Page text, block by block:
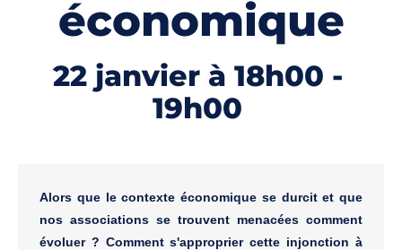
économique
22 janvier à 18h00 -
19h00
Alors que le contexte économique se durcit et que
nos associations se trouvent menacées comment
évoluer ? Comment s'approprier cette injonction à